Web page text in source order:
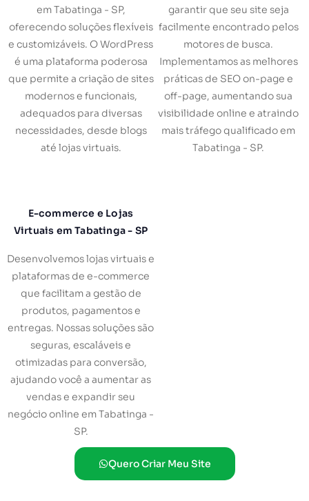
em Tabatinga - SP,
oferecendo soluções flexíveis
e customizáveis. O WordPress
é uma plataforma poderosa
que permite a criação de sites
modernos e funcionais,
adequados para diversas
necessidades, desde blogs
até lojas virtuais.
garantir que seu site seja
facilmente encontrado pelos
motores de busca.
Implementamos as melhores
práticas de SEO on-page e
off-page, aumentando sua
visibilidade online e atraindo
mais tráfego qualificado em
Tabatinga - SP.
E-commerce e Lojas
Virtuais em Tabatinga - SP
Desenvolvemos lojas virtuais e
plataformas de e-commerce
que facilitam a gestão de
produtos, pagamentos e
entregas. Nossas soluções são
seguras, escaláveis e
otimizadas para conversão,
ajudando você a aumentar as
vendas e expandir seu
negócio online em Tabatinga -
SP.
Quero Criar Meu Site